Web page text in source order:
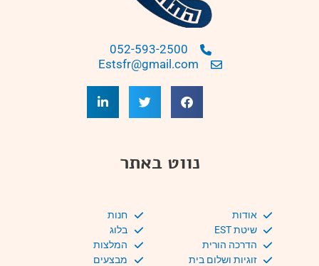
052-593-2500
Estsfr@gmail.com
נווט באתר
אודות
שיטת EST
הדרכה הורית
זוגיות ושלום בית
חנות
בלוג
המלצות
מבצעים